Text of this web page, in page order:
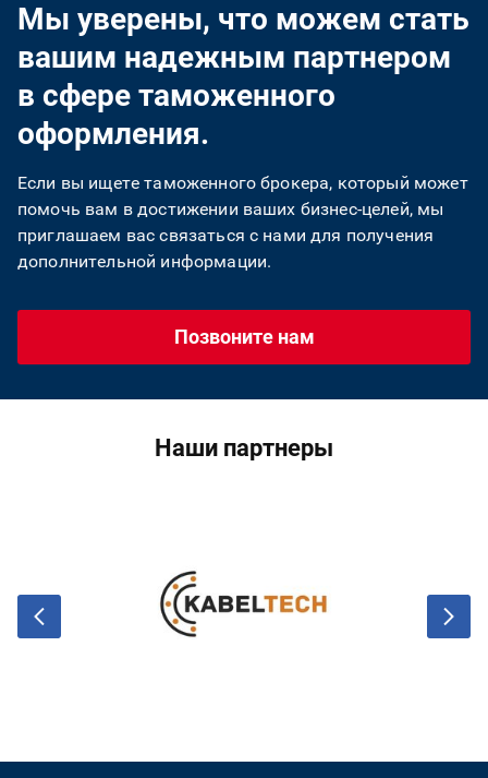
Мы уверены, что можем стать
вашим надежным партнером
в сфере таможенного
оформления.
Если вы ищете таможенного брокера, который может
помочь вам в достижении ваших бизнес-целей, мы
приглашаем вас связаться с нами для получения
дополнительной информации.
Позвоните нам
Наши партнеры